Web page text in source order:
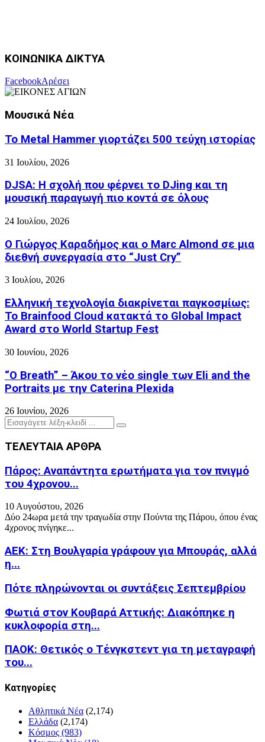
ΚΟΙΝΩΝΙΚΑ ΔΙΚΤΥΑ
FacebookΑρέσει
Μουσικά Νέα
Το Metal Hammer γιορτάζει 500 τεύχη ιστορίας
31 Ιουλίου, 2026
DJSA: Η σχολή που φέρνει το DJing και τη
μουσική παραγωγή πιο κοντά σε όλους
24 Ιουλίου, 2026
Ο Γιώργος Καραδήμος και ο Marc Almond σε μια
διεθνή συνεργασία στο “Just Cry”
3 Ιουλίου, 2026
Ελληνική τεχνολογία διακρίνεται παγκοσμίως:
Το Brainfood Cloud κατακτά το Global Impact
Award στο World Startup Fest
30 Ιουνίου, 2026
“O Breath” – Άκου το νέο single των Eli and the
Portraits με την Caterina Plexida
26 Ιουνίου, 2026
Search
for:
Search
ΤΕΛΕΥΤΑΙΑ ΑΡΘΡΑ
Πάρος: Αναπάντητα ερωτήματα για τον πνιγμό
του 4χρονου...
10 Αυγούστου, 2026
Δύο 24ωρα μετά την τραγωδία στην Πούντα της Πάρου, όπου ένας
4χρονος πνίγηκε...
ΑΕΚ: Στη Βουλγαρία γράφουν για Μπουράς, αλλά
η...
Πότε πληρώνονται οι συντάξεις Σεπτεμβρίου
Φωτιά στον Κουβαρά Αττικής: Διακόπηκε η
κυκλοφορία στη...
ΠΑΟΚ: Θετικός ο Τένγκστεντ για τη μεταγραφή
του...
Kατηγορίες
Αθλητικά Νέα (2,174)
Ελλάδα (2,174)
Κόσμος (983)